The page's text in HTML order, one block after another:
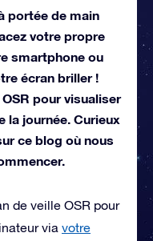
portée de main
votre propre
smartphone ou
écran briller !
pour visualiser
la journée. Curieux
ce blog où nous
de veille OSR pour
via votre